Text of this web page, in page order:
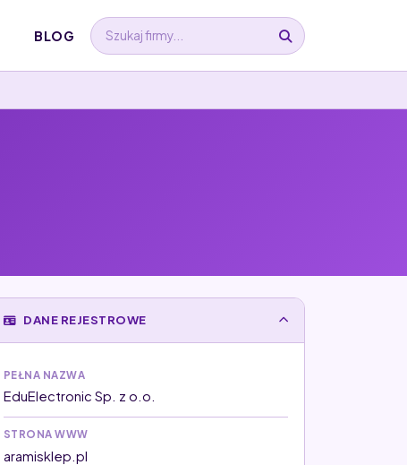
BLOG
DANE REJESTROWE
PEŁNA NAZWA
EduElectronic Sp. z o.o.
STRONA WWW
aramisklep.pl